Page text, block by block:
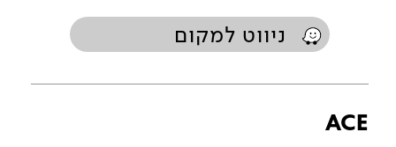
ניווט למקום
ACE